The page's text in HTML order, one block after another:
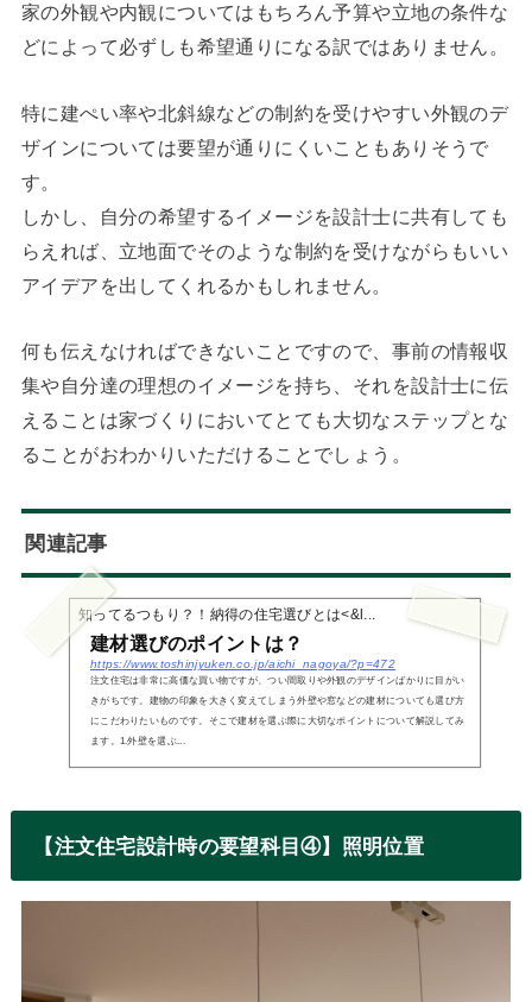
家の外観や内観についてはもちろん予算や立地の条件な
どによって必ずしも希望通りになる訳ではありません。
特に建ぺい率や北斜線などの制約を受けやすい外観のデ
ザインについては要望が通りにくいこともありそうで
す。
しかし、自分の希望するイメージを設計士に共有しても
らえれば、立地面でそのような制約を受けながらもいい
アイデアを出してくれるかもしれません。
何も伝えなければできないことですので、事前の情報収
集や自分達の理想のイメージを持ち、それを設計士に伝
えることは家づくりにおいてとても大切なステップとな
ることがおわかりいただけることでしょう。
関連記事
知ってるつもり？！納得の住宅選びとは<&l...
建材選びのポイントは？
https://www.toshinjyuken.co.jp/aichi_nagoya/?p=472
注文住宅は非常に高価な買い物ですが、つい間取りや外観のデザインばかりに目がい
きがちです。建物の印象を大きく変えてしまう外壁や窓などの建材についても選び方
にこだわりたいものです。そこで建材を選ぶ際に大切なポイントについて解説してみ
ます。1.外壁を選ぶ...
【注文住宅設計時の要望科目④】照明位置